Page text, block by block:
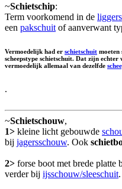
~Schietschip:
Term voorkomend in de liggers
een pakschuit of aanverwant
Vermoedelijk had er schietschuit moeten
scheepstype schietschuit. Dat zijn
vermoedelijk allemaal van dezelfde
.
~Schietschouw,
1> kleine licht gebouwde
bij jagersschouw. Ook
2> forse boot met brede
verder bij ijsschouw/sleeschuit.